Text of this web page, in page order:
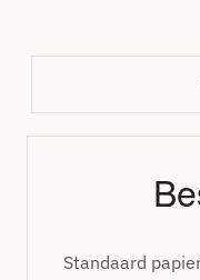
Standaard